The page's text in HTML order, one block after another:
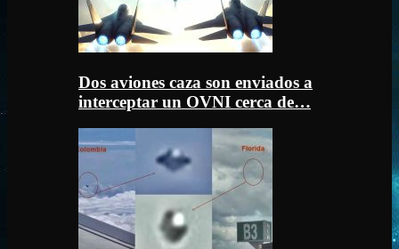
Dos aviones caza son enviados a
interceptar un OVNI cerca de…